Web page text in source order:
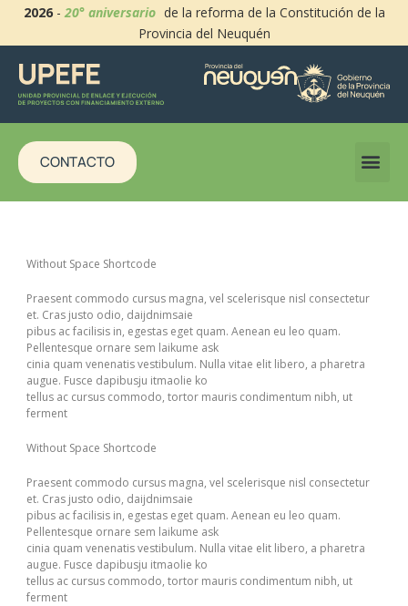
2026-20° aniversario de la reforma de la Constitución de la
Provincia del Neuquén
CONTACTO
Without Space Shortcode
Praesent commodo cursus magna, vel scelerisque nisl consectetur
et. Cras justo odio, daijdnimsaie
pibus ac facilisis in, egestas eget quam. Aenean eu leo quam.
Pellentesque ornare sem laikume ask
cinia quam venenatis vestibulum. Nulla vitae elit libero, a pharetra
augue. Fusce dapibusju itmaolie ko
tellus ac cursus commodo, tortor mauris condimentum nibh, ut
ferment
Without Space Shortcode
Praesent commodo cursus magna, vel scelerisque nisl consectetur
et. Cras justo odio, daijdnimsaie
pibus ac facilisis in, egestas eget quam. Aenean eu leo quam.
Pellentesque ornare sem laikume ask
cinia quam venenatis vestibulum. Nulla vitae elit libero, a pharetra
augue. Fusce dapibusju itmaolie ko
tellus ac cursus commodo, tortor mauris condimentum nibh, ut
ferment